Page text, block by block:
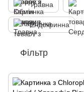
Травна
Ендокринна
Фільтр